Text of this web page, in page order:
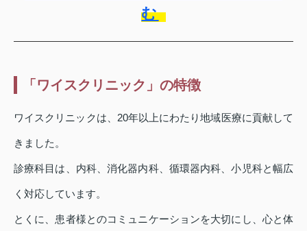
む
「ワイスクリニック」の特徴
ワイスクリニックは、20年以上にわたり地域医療に貢献して
きました。
診療科目は、内科、消化器内科、循環器内科、小児科と幅広
く対応しています。
とくに、患者様とのコミュニケーションを大切にし、心と体